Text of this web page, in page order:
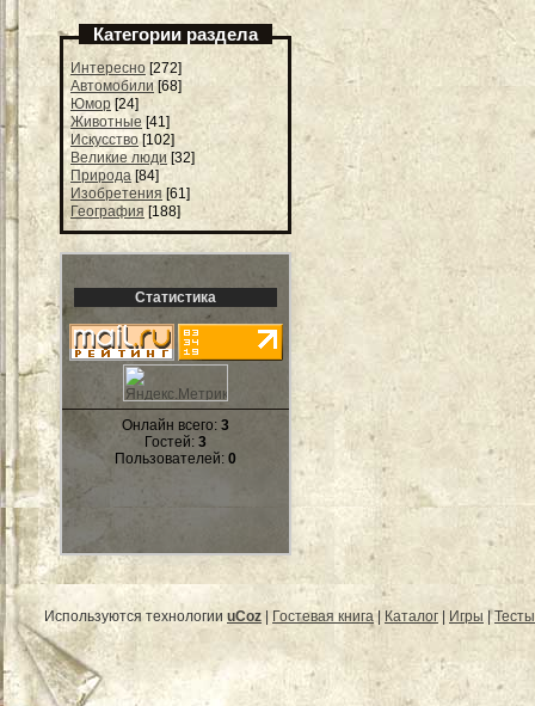
Категории раздела
Интересно [272]
Автомобили [68]
Юмор [24]
Животные [41]
Искусство [102]
Великие люди [32]
Природа [84]
Изобретения [61]
География [188]
Статистика
Онлайн всего: 3
Гостей: 3
Пользователей: 0
Используются технологии uCoz | Гостевая книга | Каталог | Игры |Тесты